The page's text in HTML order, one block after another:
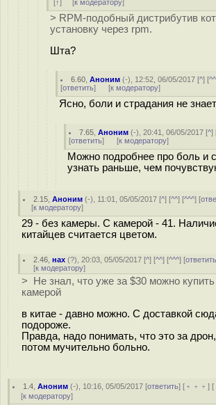
↑ к модератору
> RPM-подобный дистрибутив
установку через rpm.
Шта?
6.60 ,Аноним (-), 12:52, 06/05/2017 [^] [^^
[ответить] [к модератору]
Ясно, боли и страдания не
7.65 ,Аноним (-), 20:41, 06/05/2017 [^]
[ответить] [к модератору]
Можно подробнее про боль и
узнать раньше, чем
2.15 ,Аноним (-), 11:01, 05/05/2017 [^] [^^] [^^^] [
[к модератору]
29 - без камеры. С камерой - 41.
китайцев считается цветом.
2.46 ,нах (?), 20:03, 05/05/2017 [^] [^^] [^^^] [
[к модератору]
> Не знал, что уже за $30 можно
камерой
в китае - давно можно. С доставкой
подороже.
Правда, надо понимать, что это за
потом мучительно больно.
1.4 ,Аноним (-), 10:16, 05/05/2017 [ответить] [ ﹢﹢﹢] [
[к модератору]